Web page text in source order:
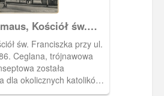
Kościół św.
św. Franciszka przy ul.
Ceglana, trójnawowa
została
dla okolicznych katolików
- 06 wg. proj. Augusta